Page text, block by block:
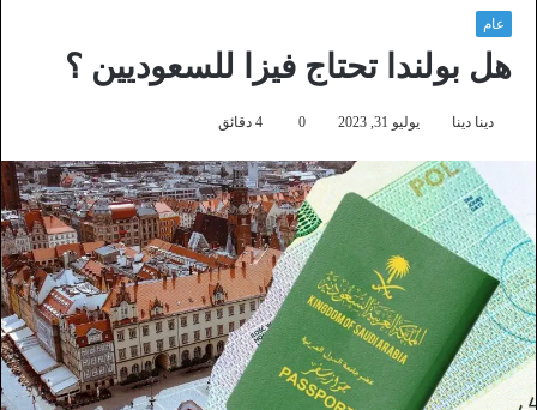
عام
هل بولندا تحتاج فيزا للسعوديين ؟
دينا دينا يوليو 31, 2023 0